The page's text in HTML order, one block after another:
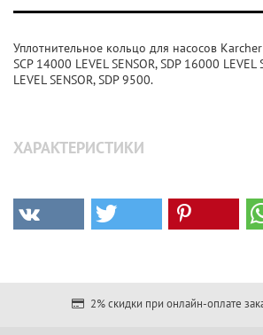
Уплотнительное кольцо для насосов
SCP 14000 LEVEL SENSOR, SDP 16000 LEVEL
LEVEL SENSOR, SDP 9500.
ХАРАКТЕРИСТИКИ
2% скидки при онлайн-оплате